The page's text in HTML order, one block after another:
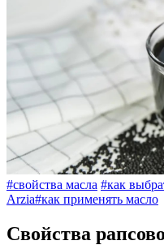
#свойства масла #как
Arzia#как применять масло
Свойства